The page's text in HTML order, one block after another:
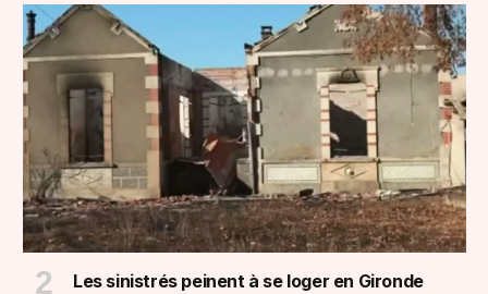
Les sinistrés peinent à se loger en Gironde